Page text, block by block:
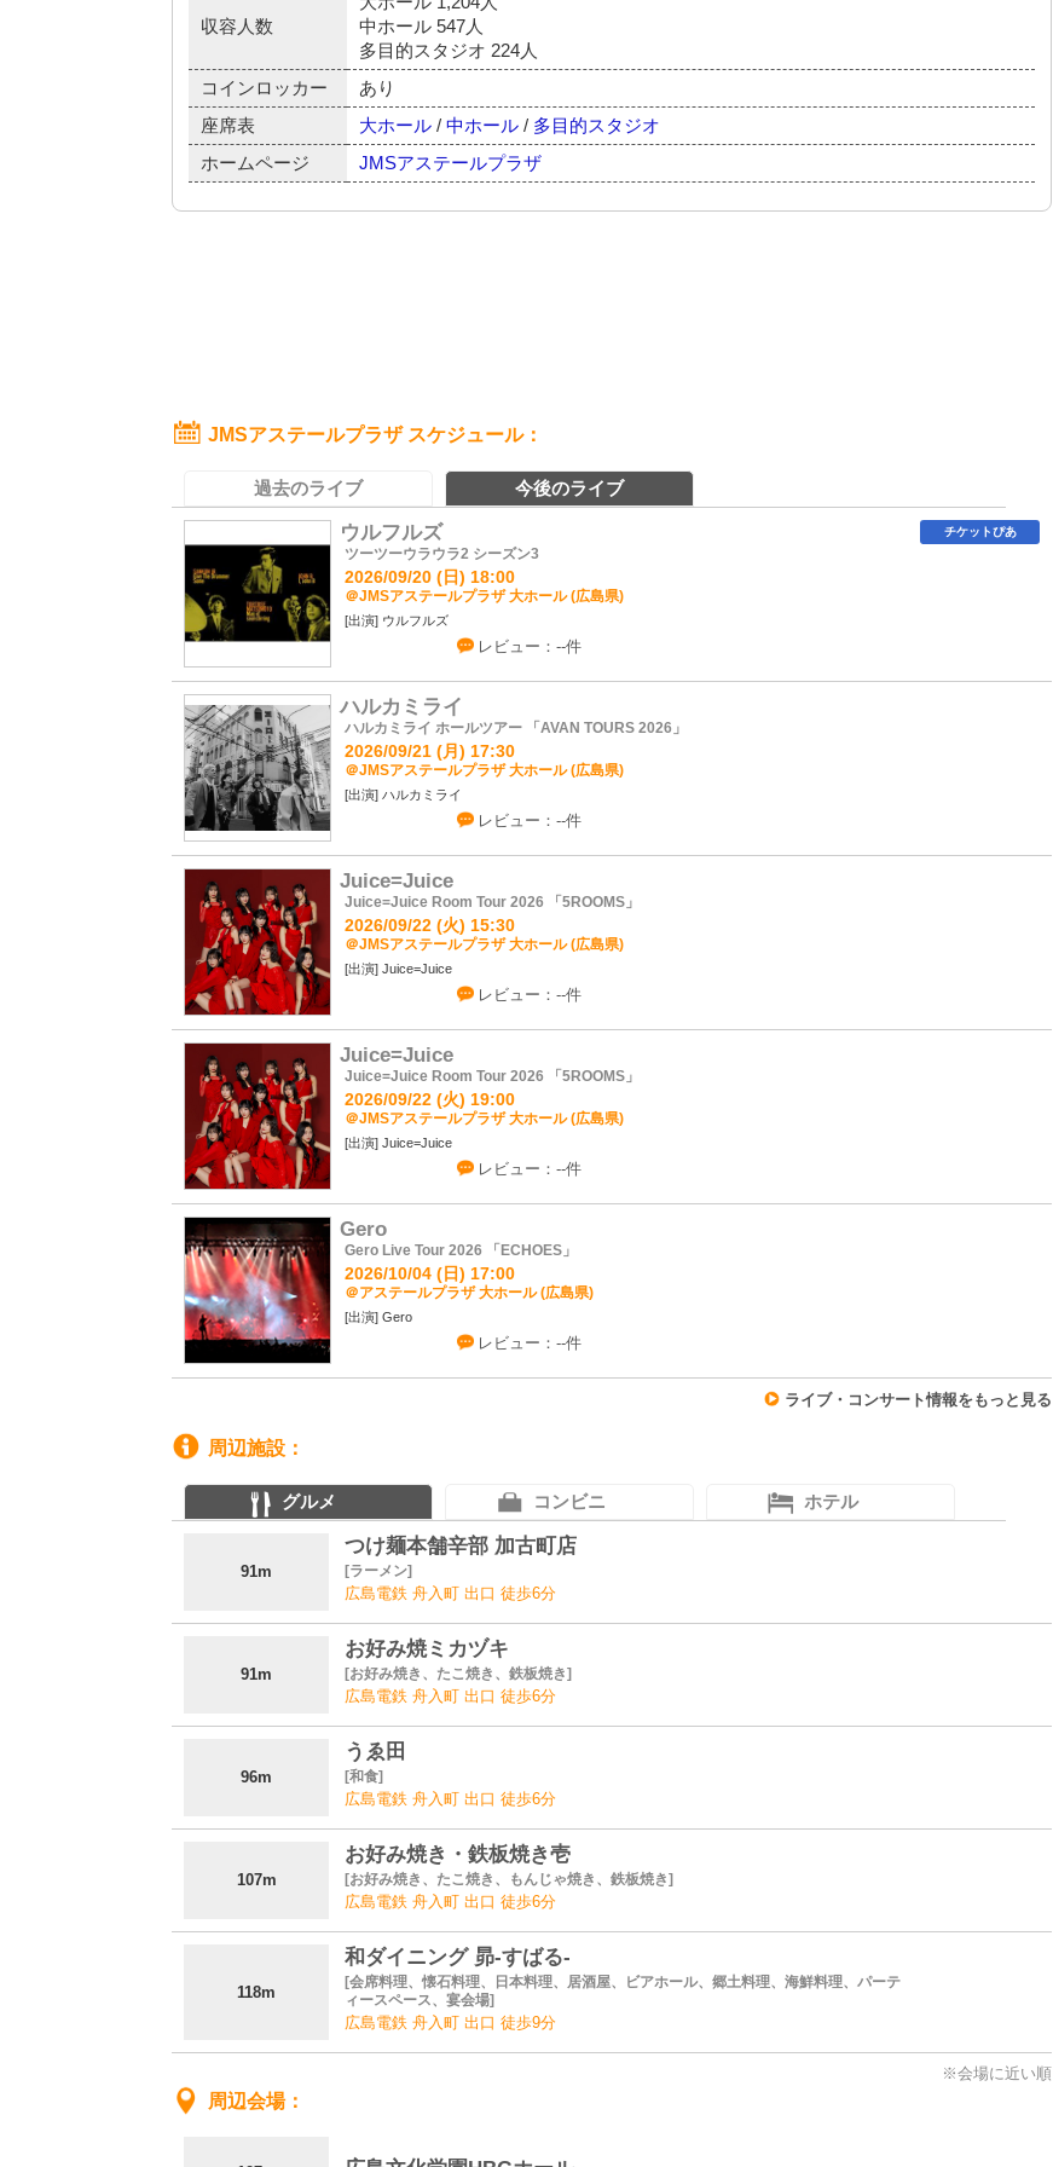
収容人数
中ホール 547人
多目的スタジオ 224人
コインロッカー
あり
座席表
大ホール / 中ホール / 多目的スタジオ
ホームページ
JMSアステールプラザ
JMSアステールプラザ スケジュール
過去のライブ 今後のライブ
ウルフルズ
ツーツーウラウラ2 シーズン3
2026/09/20 (日) 18:00
＠JMSアステールプラザ 大ホール (広島県)
ウルフルズ
レビュー：--件
チケットぴあ
ハルカミライ
ハルカミライ ホールツアー 「AVAN TOURS 2026」
2026/09/21 (月) 17:30
＠JMSアステールプラザ 大ホール (広島県)
ハルカミライ
レビュー：--件
Juice=Juice
Juice=Juice Room Tour 2026 「5ROOMS」
2026/09/22 (火) 15:30
＠JMSアステールプラザ 大ホール (広島県)
Juice=Juice
レビュー：--件
Juice=Juice
Juice=Juice Room Tour 2026 「5ROOMS」
2026/09/22 (火) 19:00
＠JMSアステールプラザ 大ホール (広島県)
Juice=Juice
レビュー：--件
Gero
Gero Live Tour 2026 「ECHOES」
2026/10/04 (日) 17:00
＠アステールプラザ 大ホール (広島県)
Gero
レビュー：--件
ライブ・コンサート情報をもっと見る
周辺施設
グルメ コンビニ ホテル
91m
つけ麺本舗辛部 加古町店
ラーメン
広島電鉄 舟入町 出口 徒歩6分
91m
お好み焼ミカヅキ
お好み焼き、たこ焼き、鉄板焼き
広島電鉄 舟入町 出口 徒歩6分
96m
うゑ田
和食
広島電鉄 舟入町 出口 徒歩6分
107m
お好み焼き・鉄板焼き壱
お好み焼き、たこ焼き、もんじゃ焼き、鉄板焼き
広島電鉄 舟入町 出口 徒歩6分
118m
和ダイニング 昴‐すばる‐
会席料理、懐石料理、日本料理、居酒屋、ビアホール、郷土料理、海鮮料理、パーテ
ィースペース、宴会場
広島電鉄 舟入町 出口 徒歩9分
※会場に近い順
周辺会場